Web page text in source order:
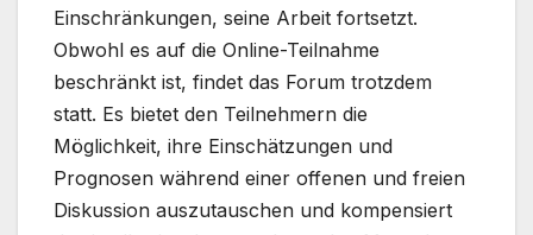
Einschränkungen, seine Arbeit fortsetzt.
Obwohl es auf die Online-Teilnahme
beschränkt ist, findet das Forum trotzdem
statt. Es bietet den Teilnehmern die
Möglichkeit, ihre Einschätzungen und
Prognosen während einer offenen und freien
Diskussion auszutauschen und kompensiert